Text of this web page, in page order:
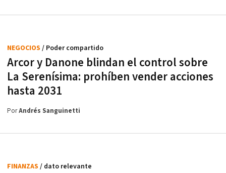
Arcor y Danone blindan el control sobre
La Serenísima: prohíben vender acciones
hasta 2031
NEGOCIOS / Poder compartido
PorAndrés Sanguinetti
FINANZAS / dato relevante